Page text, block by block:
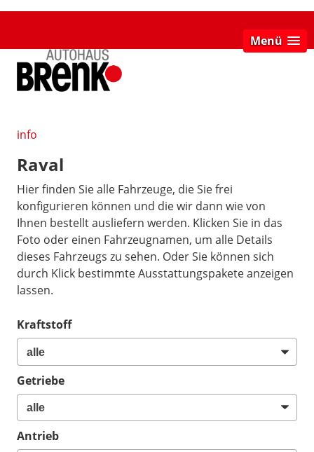
Menü
info
Raval
Hier finden Sie alle Fahrzeuge, die Sie frei
konfigurieren können und die wir dann wie von
Ihnen bestellt ausliefern werden. Klicken Sie in das
Foto oder einen Fahrzeugnamen, um alle Details
dieses Fahrzeugs zu sehen. Oder Sie können sich
durch Klick bestimmte Ausstattungspakete anzeigen
lassen.
Kraftstoff
Getriebe
Antrieb